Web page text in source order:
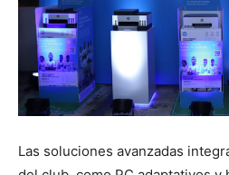
Las soluciones avanzadas